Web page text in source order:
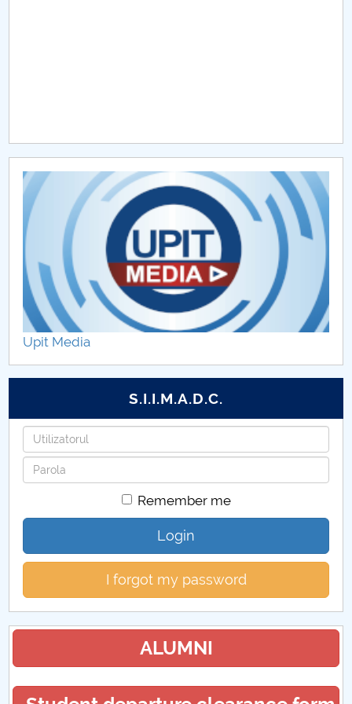
Chestionar angajabilitate ALUMNI – UPB
CAR2026
MENIU CANTINA
Hotărâri Senat din 27 ianuarie 2020
Hotarari Senat din 27 iulie 2020
Hotarari Senat din 7 septembrie 2020
Hotarari Senat din 21 septembrie 2020
Hotarari Senat din 30 septembrie 2020
Hotarari Senat din 26 octombrie 2020
Hotarari Senat din 9 noiembrie 2020
Hotarari Senat din 16 noiembrie 2020
Hotarari Senat din 4 decembrie 2020
Hotarari Senat din 22 iulie 2020
Upit Media
S.I.I.M.A.D.C.
Username
Password
Remember me
Login
I forgot my password
ALUMNI